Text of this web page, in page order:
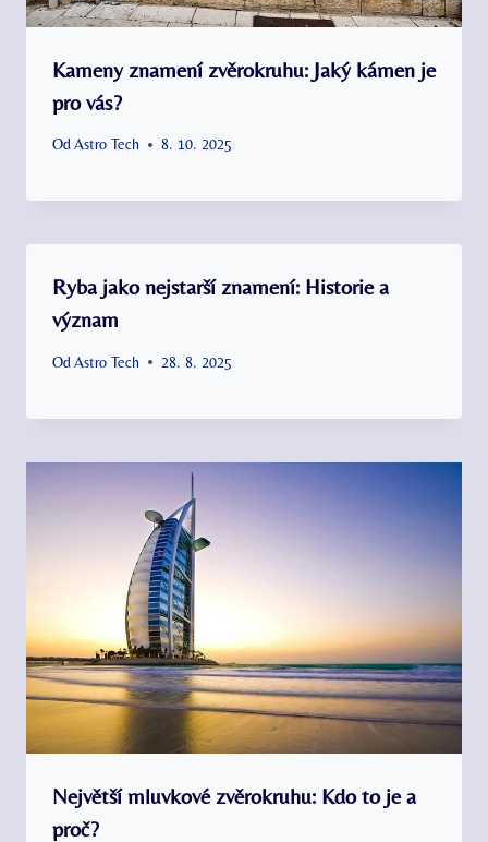
Kameny znamení zvěrokruhu: Jaký kámen je
pro vás?
OdAstro Tech 8. 10. 2025
Ryba jako nejstarší znamení: Historie a
význam
Od Astro Tech 28. 8. 2025
Největší mluvkové zvěrokruhu: Kdo to je a
proč?